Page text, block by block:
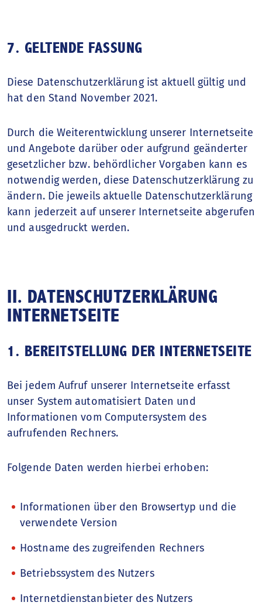
7. GELTENDE FASSUNG
Diese Datenschutzerklärung ist aktuell gültig und
hat den Stand November 2021.
Durch die Weiterentwicklung unserer Internetseite
und Angebote darüber oder aufgrund geänderter
gesetzlicher bzw. behördlicher Vorgaben kann es
notwendig werden, diese Datenschutzerklärung zu
ändern. Die jeweils aktuelle Datenschutzerklärung
kann jederzeit auf unserer Internetseite abgerufen
und ausgedruckt werden.
II. DATENSCHUTZERKLÄRUNG
INTERNETSEITE
1. BEREITSTELLUNG DER INTERNETSEITE
Bei jedem Aufruf unserer Internetseite erfasst
unser System automatisiert Daten und
Informationen vom Computersystem des
aufrufenden Rechners.
Folgende Daten werden hierbei erhoben:
Informationen über den Browsertyp und die
verwendete Version
Hostname des zugreifenden Rechners
Betriebssystem des Nutzers
Internetdienstanbieter des Nutzers